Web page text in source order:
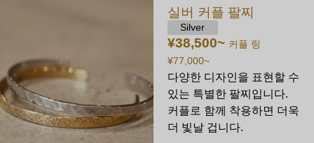
실버 커플 팔찌
Silver
¥38,500~ 커플 링
¥77,000~
다양한 디자인을 표현할 수
있는 특별한 팔찌입니다.
커플로 함께 착용하면 더욱
더 빛날 겁니다.